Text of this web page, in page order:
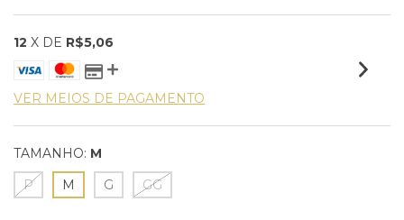
12 X DE R$5,06
VER MEIOS DE PAGAMENTO
TAMANHO: M
P
M G GG